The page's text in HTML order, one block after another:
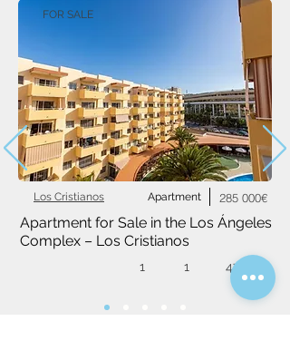
FOR SALE
Apartment
Los Cristianos 285 000€
Apartment for Sale in the Los Ángeles
Complex – Los Cristianos
1 1 47 m²